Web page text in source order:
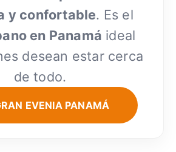
y confortable. Es el
en Panamá ideal
desean estar cerca
de todo.
EVENIA PANAMÁ